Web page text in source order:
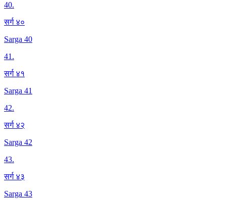
40.
सर्ग ४०
Sarga 40
41.
सर्ग ४१
Sarga 41
42.
सर्ग ४२
Sarga 42
43.
सर्ग ४३
Sarga 43